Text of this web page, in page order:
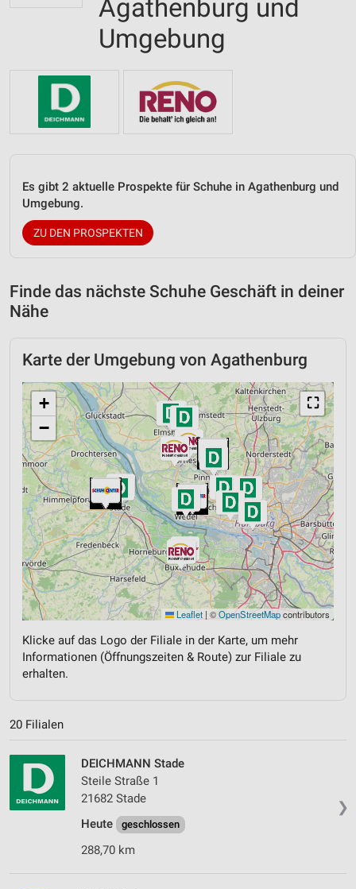
Agathenburg und
Umgebung
Es gibt 2 aktuelle Prospekte für Schuhe in Agathenburg und
Umgebung.
ZU DEN PROSPEKTEN
Finde das nächste Schuhe Geschäft in deiner
Nähe
Karte der Umgebung von Agathenburg
⛶
+
−
Leaflet | ©OpenStreetMapcontributors
Klicke auf das Logo der Filiale in der Karte, um mehr
Informationen (Öffnungszeiten & Route) zur Filiale zu
erhalten.
20 Filialen
❯
DEICHMANN Stade
Steile Straße 1
21682 Stade
Heute
geschlossen
288,70 km